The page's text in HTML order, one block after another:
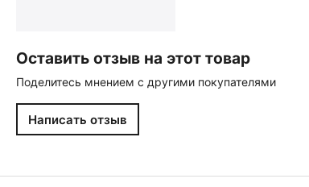
Оставить отзыв на этот товар
Поделитесь мнением с другими покупателями
Написать отзыв